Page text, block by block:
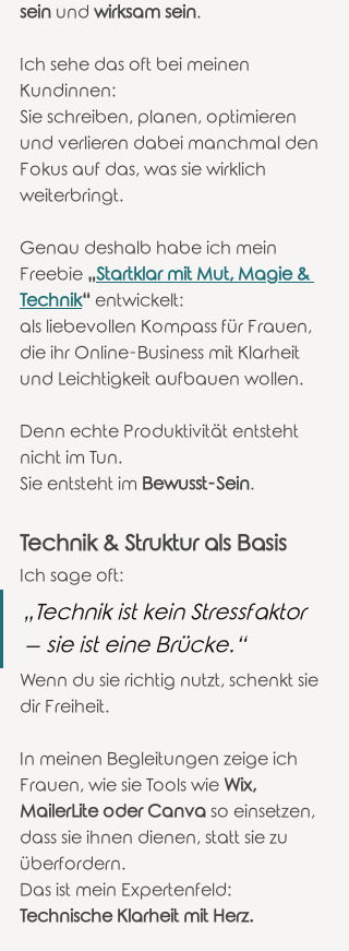
sein und wirksam sein.
Ich sehe das oft bei meinen
Kundinnen:
Sie schreiben, planen, optimieren
und verlieren dabei manchmal den
Fokus auf das, was sie wirklich
weiterbringt.
Genau deshalb habe ich mein
Freebie „Startklar mit Mut, Magie &
Technik“ entwickelt:
als liebevollen Kompass für Frauen,
die ihr Online-Business mit Klarheit
und Leichtigkeit aufbauen wollen.
Denn echte Produktivität entsteht
nicht im Tun.
Sie entsteht im Bewusst-Sein.
Technik & Struktur als Basis
Ich sage oft:
„Technik ist kein Stressfaktor
– sie ist eine Brücke.“
Wenn du sie richtig nutzt, schenkt sie
dir Freiheit.
In meinen Begleitungen zeige ich
Frauen, wie sie Tools wie Wix,
MailerLite oder Canva so einsetzen,
dass sie ihnen dienen, statt sie zu
überfordern.
Das ist mein Expertenfeld:
Technische Klarheit mit Herz.